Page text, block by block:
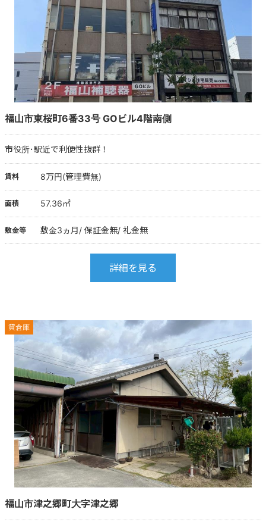
福山市東桜町6番33号 GOビル4階南側
市役所･駅近で利便性抜群！
賃料 8万円(管理費無)
面積 57.36㎡
敷金等 敷金3ヵ月/ 保証金無/ 礼金無
詳細を見る
貸倉庫
福山市津之郷町大字津之郷